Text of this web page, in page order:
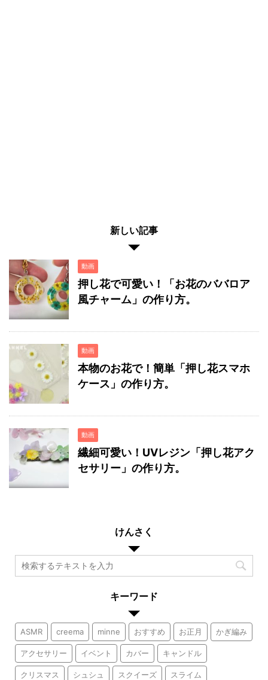
新しい記事
動画
押し花で可愛い！「お花のババロア
風チャーム」の作り方。
動画
本物のお花で！簡単「押し花スマホ
ケース」の作り方。
動画
繊細可愛い！UVレジン「押し花アク
セサリー」の作り方。
けんさく
キーワード
ASMR creema minne おすすめ お正月 かぎ編み
アクセサリー イベント カバー キャンドル
クリスマス シュシュ スクイーズ スライム